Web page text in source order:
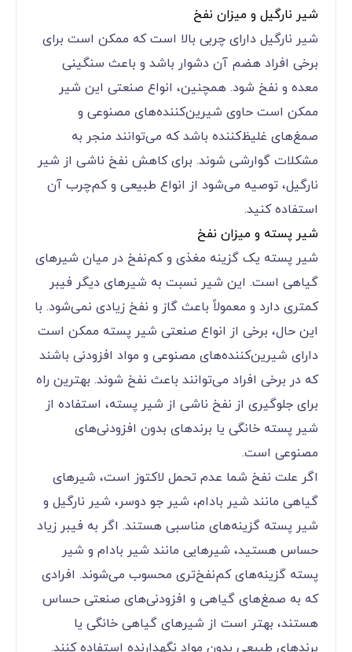
شیر نارگیل و میزان نفخ
شیر نارگیل دارای چربی بالا است که ممکن است برای
برخی افراد هضم آن دشوار باشد و باعث سنگینی
معده و نفخ شود. همچنین، انواع صنعتی این شیر
ممکن است حاوی شیرین‌کننده‌های مصنوعی و
صمغ‌های غلیظ‌کننده باشد که می‌توانند منجر به
مشکلات گوارشی شوند. برای کاهش نفخ ناشی از شیر
نارگیل، توصیه می‌شود از انواع طبیعی و کم‌چرب آن
استفاده کنید.
شیر پسته و میزان نفخ
شیر پسته یک گزینه مغذی و کم‌نفخ در میان شیرهای
گیاهی است. این شیر نسبت به شیرهای دیگر فیبر
کمتری دارد و معمولاً باعث گاز و نفخ زیادی نمی‌شود. با
این حال، برخی از انواع صنعتی شیر پسته ممکن است
دارای شیرین‌کننده‌های مصنوعی و مواد افزودنی باشند
که در برخی افراد می‌توانند باعث نفخ شوند. بهترین راه
برای جلوگیری از نفخ ناشی از شیر پسته، استفاده از
شیر پسته خانگی یا برندهای بدون افزودنی‌های
مصنوعی است.
اگر علت نفخ شما عدم تحمل لاکتوز است، شیرهای
گیاهی مانند شیر بادام، شیر جو دوسر، شیر نارگیل و
شیر پسته گزینه‌های مناسبی هستند. اگر به فیبر زیاد
حساس هستید، شیرهایی مانند شیر بادام و شیر
پسته گزینه‌های کم‌نفخ‌تری محسوب می‌شوند. افرادی
که به صمغ‌های گیاهی و افزودنی‌های صنعتی حساس
هستند، بهتر است از شیرهای گیاهی خانگی یا
برندهای طبیعی بدون مواد نگهدارنده استفاده کنند.